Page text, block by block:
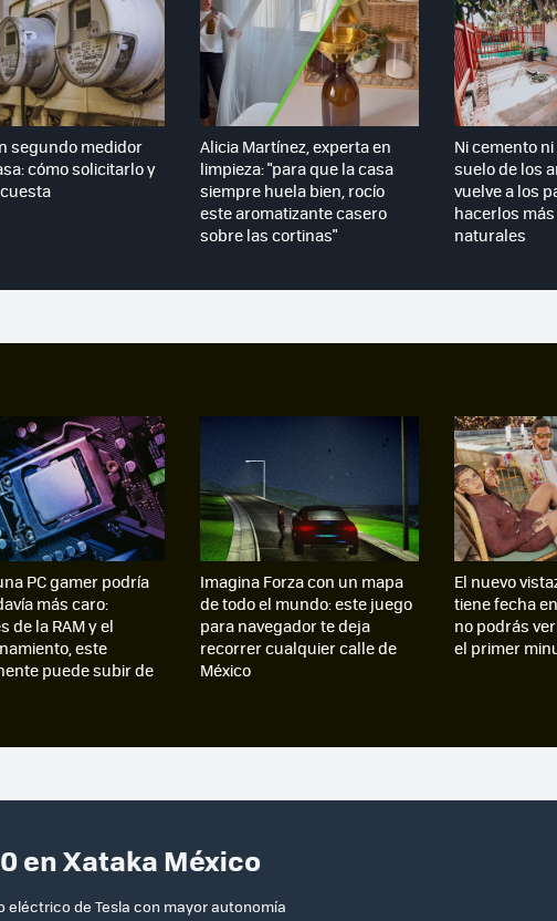
segundo medidor
cómo solicitarlo y
Alicia Martínez, experta en
limpieza: "para que la casa
siempre huela bien, rocío
este aromatizante casero
sobre las cortinas"
Ni cemento
suelo de los
vuelve a los
hacerlos
naturales
PC gamer podría
más caro:
de la RAM y el
este
puede subir de
Imagina Forza con un mapa
de todo el mundo: este juego
para navegador te deja
recorrer cualquier calle de
México
El nuevo
tiene fecha
no podrás
el primer
en Xataka México
eléctrico de Tesla con mayor autonomía